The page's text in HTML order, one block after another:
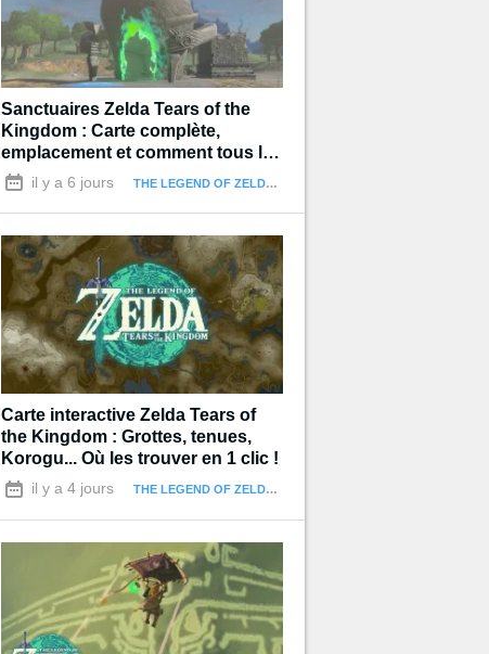
Sanctuaires Zelda Tears of the
Kingdom : Carte complète,
emplacement et comment tous les
terminer
il y a 6 jours THE LEGEND OF ZELDA : TEARS OF THE KINGDOM
Carte interactive Zelda Tears of
the Kingdom : Grottes, tenues,
Korogu... Où les trouver en 1 clic !
il y a 4 jours THE LEGEND OF ZELDA : TEARS OF THE KINGDOM